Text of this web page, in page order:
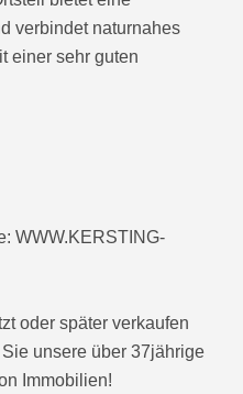
verbindet naturnahes
einer sehr guten
WWW.KERSTING-
oder später verkaufen
unsere über 37jährige
Immobilien!